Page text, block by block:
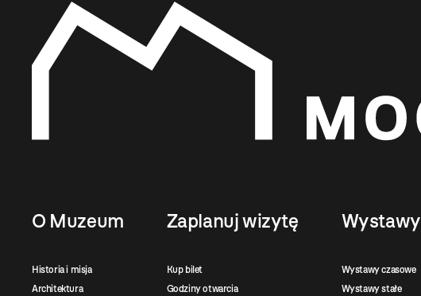
O Muzeum
Historia i misja
Architektura
Zaplanuj wizytę
Kup bilet
Godziny otwarcia
Wystawy
Wystawy czasowe
Wystawy stałe